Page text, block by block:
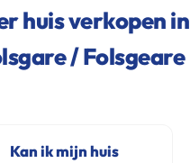
huis verkopen in
/ Folsgeare
Kan ik mijn huis